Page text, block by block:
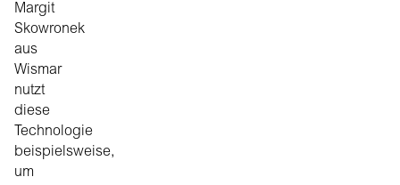
Margit
Skowronek
aus
Wismar
nutzt
diese
Technologie
beispielsweise,
um